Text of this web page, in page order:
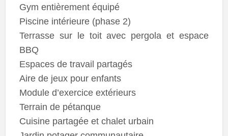
Gym entièrement équipé
Piscine intérieure (phase 2)
Terrasse sur le toit avec pergola et espace
BBQ
Espaces de travail partagés
Aire de jeux pour enfants
Module d’exercice extérieurs
Terrain de pétanque
Cuisine partagée et chalet urbain